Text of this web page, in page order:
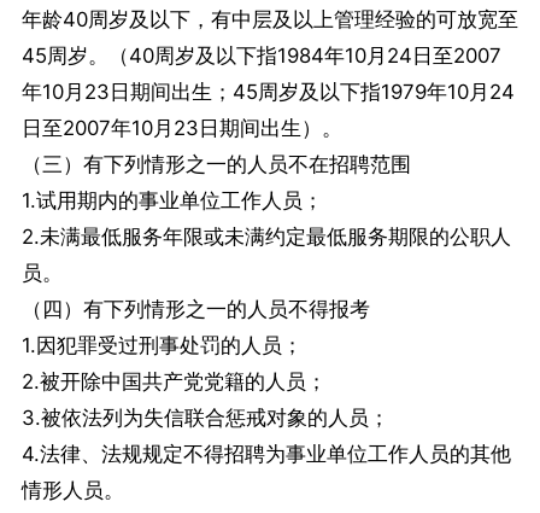
年龄40周岁及以下，有中层及以上管理经验的可放宽至
45周岁。（40周岁及以下指1984年10月24日至2007
年10月23日期间出生；45周岁及以下指1979年10月24
日至2007年10月23日期间出生）。
（三）有下列情形之一的人员不在招聘范围
1.试用期内的事业单位工作人员；
2.未满最低服务年限或未满约定最低服务期限的公职人
员。
（四）有下列情形之一的人员不得报考
1.因犯罪受过刑事处罚的人员；
2.被开除中国共产党党籍的人员；
3.被依法列为失信联合惩戒对象的人员；
4.法律、法规规定不得招聘为事业单位工作人员的其他
情形人员。